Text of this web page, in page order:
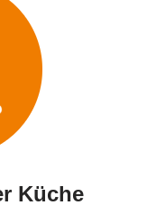
Küche